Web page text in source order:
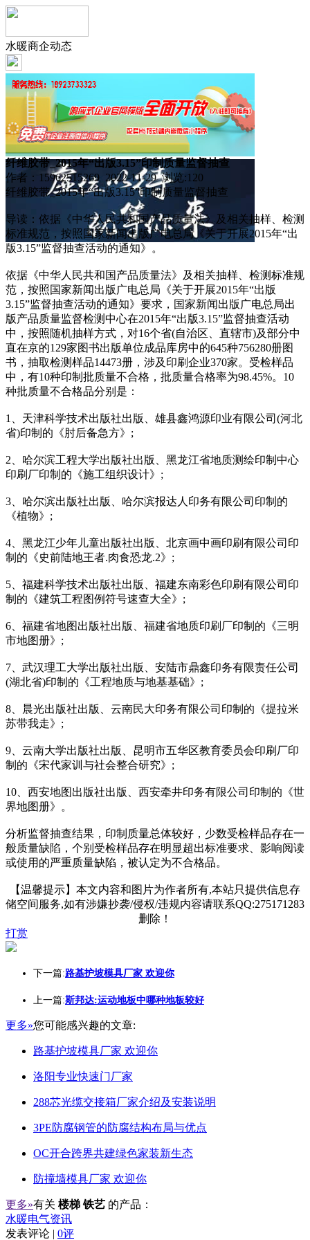
水暖商企动态
纤维胶带_2015年“出版3.15”印制质量监督抽查
作者：15962515269 2022-11-29 浏览:120
纤维胶带_2015年“出版3.15”印制质量监督抽查
导读：依据《中华人民共和国产品质量法》及相关抽样、检测
标准规范，按照国家新闻出版广电总局《关于开展2015年“出
版3.15”监督抽查活动的通知》。
依据《中华人民共和国产品质量法》及相关抽样、检测标准规
范，按照国家新闻出版广电总局《关于开展2015年“出版
3.15”监督抽查活动的通知》要求，国家新闻出版广电总局出
版产品质量监督检测中心在2015年“出版3.15”监督抽查活动
中，按照随机抽样方式，对16个省(自治区、直辖市)及部分中
直在京的129家图书出版单位成品库房中的645种756280册图
书，抽取检测样品14473册，涉及印刷企业370家。受检样品
中，有10种印制批质量不合格，批质量合格率为98.45%。10
种批质量不合格品分别是：
1、天津科学技术出版社出版、雄县鑫鸿源印业有限公司(河北
省)印制的《肘后备急方》;
2、哈尔滨工程大学出版社出版、黑龙江省地质测绘印制中心
印刷厂印制的《施工组织设计》;
3、哈尔滨出版社出版、哈尔滨报达人印务有限公司印制的
《植物》;
4、黑龙江少年儿童出版社出版、北京画中画印刷有限公司印
制的《史前陆地王者.肉食恐龙.2》;
5、福建科学技术出版社出版、福建东南彩色印刷有限公司印
制的《建筑工程图例符号速查大全》;
6、福建省地图出版社出版、福建省地质印刷厂印制的《三明
市地图册》;
7、武汉理工大学出版社出版、安陆市鼎鑫印务有限责任公司
(湖北省)印制的《工程地质与地基基础》;
8、晨光出版社出版、云南民大印务有限公司印制的《提拉米
苏带我走》;
9、云南大学出版社出版、昆明市五华区教育委员会印刷厂印
制的《宋代家训与社会整合研究》;
10、西安地图出版社出版、西安牵井印务有限公司印制的《世
界地图册》。
分析监督抽查结果，印制质量总体较好，少数受检样品存在一
般质量缺陷，个别受检样品存在明显超出标准要求、影响阅读
或使用的严重质量缺陷，被认定为不合格品。
【温馨提示】本文内容和图片为作者所有,本站只提供信息存
储空间服务,如有涉嫌抄袭/侵权/违规内容请联系QQ:275171283
删除！
打赏
下一篇:路基护坡模具厂家 欢迎你
上一篇:斯邦达:运动地板中哪种地板较好
更多»您可能感兴趣的文章:
路基护坡模具厂家 欢迎你
洛阳专业快速门厂家
288芯光缆交接箱厂家介绍及安装说明
3PE防腐钢管的防腐结构布局与优点
OC开合跨界共建绿色家装新生态
防撞墙模具厂家 欢迎你
更多»有关 楼梯 铁艺 的产品：
水暖电气资讯
发表评论 | 0评